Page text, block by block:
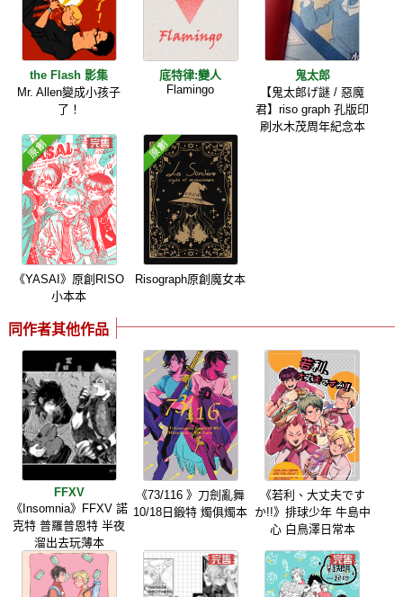
the Flash 影集
Mr. Allen變成小孩子
了！
底特律:變人
Flamingo
鬼太郎
【鬼太郎げ謎 / 惡魔
君】riso graph 孔版印
刷水木茂周年紀念本
《YASAI》原創RISO
小本本
Risograph原創魔女本
同作者其他作品
FFXV
《Insomnia》FFXV 諾
克特 普羅普恩特 半夜
溜出去玩薄本
《73/116 》刀劍亂舞
10/18日鍛特 燭俱燭本
《若利、大丈夫です
か!!》排球少年 牛島中
心 白鳥澤日常本